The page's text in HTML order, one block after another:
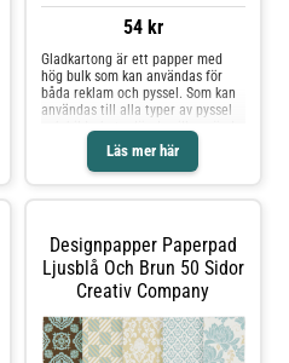
54 kr
Läs mer här
Gladkartong är ett papper med
hög bulk som kan användas för
båda reklam och pyssel. Som kan
användas till alla typer av pyssel
och bildarbete där du vill använda
ett färdigt färgat/tonat papper för
att klippa, klistra, vika, skapa
figurer mm. Denna gladkartong är
Miljöinfo: FSC Mix BV-COC-
066896Produkten lever upp till
kravbilden för en Giftfri förskola.
Designpapper Paperpad
Ljusblå Och Brun 50 Sidor
Creativ Company